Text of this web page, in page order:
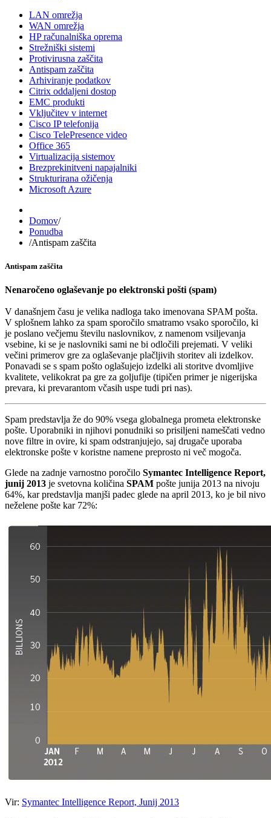
LAN omrežja
WAN omrežja
HP računalniška oprema
Strežniški sistemi
Protivirusna zaščita
Antispam zaščita
Arhiviranje podatkov
Citrix oddaljeni dostop
EMC produkti
Vključitev v internet
Cisco IP telefonija
Cisco TelePresence video
Office 365
Virtualizacija sistemov
Brezprekinitveni napajalniki
Strukturirana ožičenja
Microsoft Azure
Domov/
Ponudba
/Antispam zaščita
Antispam zaščita
Nenaročeno oglaševanje po elektronski pošti (spam)
V današnjem času je velika nadloga tako imenovana SPAM pošta.
V splošnem lahko za spam sporočilo smatramo vsako sporočilo, ki
je poslano večjemu številu naslovnikov, z namenom vsiljevanja
vsebine, ki se je naslovniki sami ne bi odločili prejemati. V veliki
večini primerov gre za oglaševanje plačljivih storitev ali izdelkov.
Ponavadi se s spam pošto oglašujejo izdelki ali storitve dvomljive
kvalitete, velikokrat pa gre za goljufije (tipičen primer je nigerijska
prevara, ki prevarantom včasih uspe tudi pri nas).
Spam predstavlja že do 90% vsega globalnega prometa elektronske
pošte. Uporabniki in njihovi ponudniki so prisiljeni nameščati vedno
nove filtre in ovire, ki spam odstranjujejo, saj drugače uporaba
elektronske pošte v koristne namene preprosto ni več mogoča.
Glede na zadnje varnostno poročilo Symantec Intelligence Report,
junij 2013 je svetovna količina SPAM pošte junija 2013 na nivoju
64%, kar predstavlja manjši padec glede na april 2013, ko je bil nivo
neželene pošte kar 72%:
Vir: Symantec Intelligence Report, Junij 2013